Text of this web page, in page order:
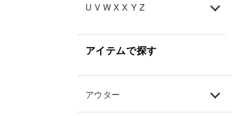
U V W X X Y Z
アイテムで探す
アウター